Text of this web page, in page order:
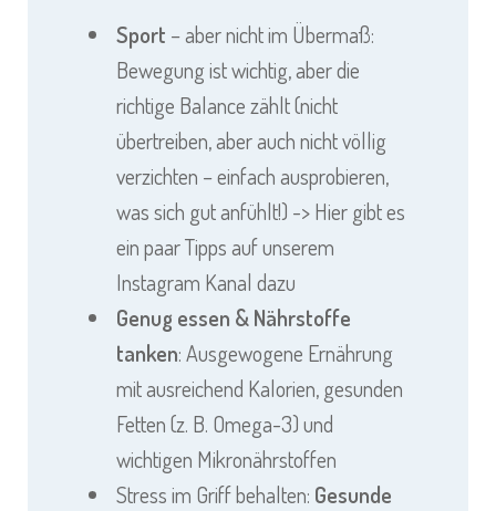
Sport – aber nicht im Übermaß:
Bewegung ist wichtig, aber die
richtige Balance zählt (nicht
übertreiben, aber auch nicht völlig
verzichten – einfach ausprobieren,
was sich gut anfühlt!) ->Hier gibt es
ein paar Tipps auf unserem
Instagram Kanal dazu
Genug essen & Nährstoffe
tanken: Ausgewogene Ernährung
mit ausreichend Kalorien, gesunden
Fetten (z. B. Omega-3) und
wichtigen Mikronährstoffen
Stress im Griff behalten: Gesunde